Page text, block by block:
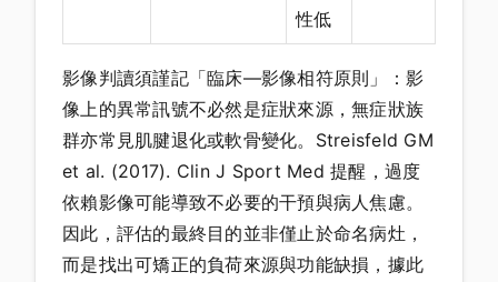
性低
影像判讀須謹記「臨床—影像相符原則」：影
像上的異常訊號不必然是症狀來源，無症狀族
群亦常見肌腱退化或軟骨變化。Streisfeld GM
et al. (2017). Clin J Sport Med 提醒，過度
依賴影像可能導致不必要的干預與病人焦慮。
因此，評估的最終目的並非僅止於命名病灶，
而是找出可矯正的負荷來源與功能缺損，據此